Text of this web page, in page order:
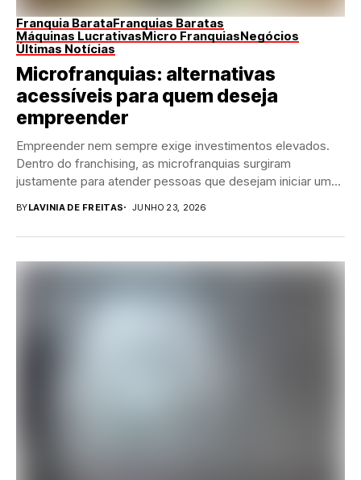
Franquia BarataFranquias Baratas
Máquinas LucrativasMicro FranquiasNegócios
Últimas Notícias
Microfranquias: alternativas
acessíveis para quem deseja
empreender
Empreender nem sempre exige investimentos elevados.
Dentro do franchising, as microfranquias surgiram
justamente para atender pessoas que desejam iniciar um
BYLAVINIA DE FREITAS JUNHO 23, 2026